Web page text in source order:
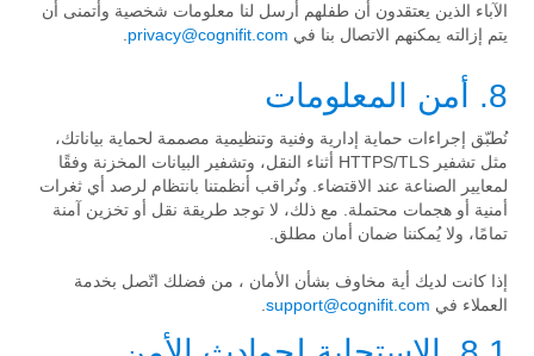
الآباء الذين يعتقدون أن طفلهم أرسل لنا معلومات شخصية وأتمنى أن
يتم إزالته يمكنهم الاتصال بنا في privacy@cognifit.com
8. أمن المعلومات
نُطبّق إجراءات حماية إدارية وفنية وتنظيمية مصممة لحماية بياناتك،
مثل تشفير HTTPS/TLS أثناء النقل، وتشفير البيانات المخزنة وفقًا
لمعايير الصناعة عند الاقتضاء. ونُراقب أنظمتنا بانتظام لرصد أي ثغرات
أمنية أو هجمات محتملة. مع ذلك، لا توجد طريقة نقل أو تخزين آمنة
تمامًا، ولا يُمكننا ضمان أمان مطلق.
إذا كانت لديك أية مخاوف بشأن الأمان ، من فضلك اتّصل بخدمة
العملاء في support@cognifit.com